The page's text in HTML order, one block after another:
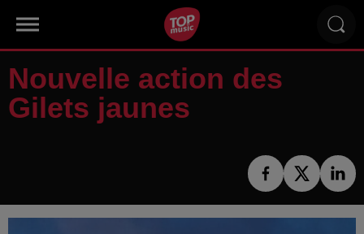
Nouvelle action des
Gilets jaunes